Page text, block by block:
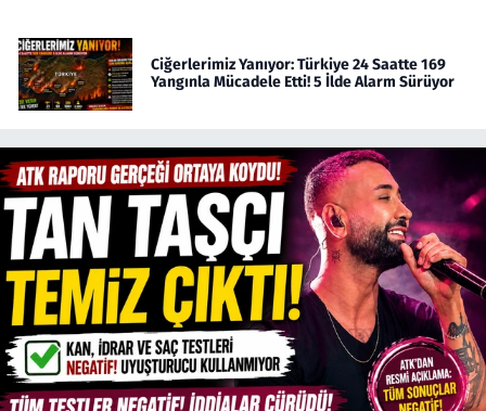
Ciğerlerimiz Yanıyor: Türkiye 24 Saatte 169
Yangınla Mücadele Etti! 5 İlde Alarm Sürüyor